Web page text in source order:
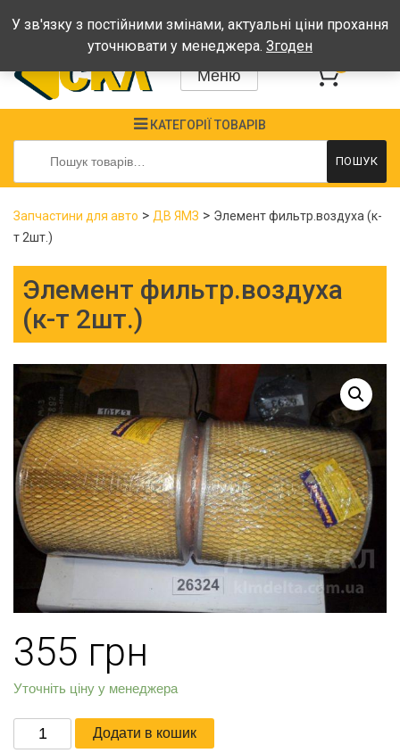
Графік: Пн-Пт: 08:00-17:00, Сб-Нд - вихідні
Меню
КАТЕГОРІЇ ТОВАРІВ
Шукати:
ПОШУК
Запчастини для авто > ДВ ЯМЗ > Элемент фильтр.воздуха (к-
т 2шт.)
Элемент фильтр.воздуха
(к-т 2шт.)
355 грн
Уточніть ціну у менеджера
Элемент
фильтр.воздуха
Додати в кошик
У зв'язку з постійними змінами, актуальні ціни прохання
уточнювати у менеджера. Згоден